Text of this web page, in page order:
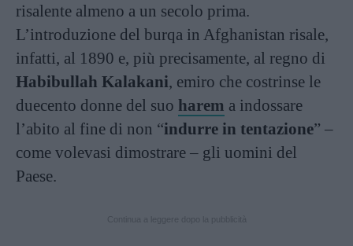
risalente almeno a un secolo prima.
L’introduzione del burqa in Afghanistan risale,
infatti, al 1890 e, più precisamente, al regno di
Habibullah Kalakani, emiro che costrinse le
duecento donne del suo harem a indossare
l’abito al fine di non “indurre in tentazione” –
come volevasi dimostrare – gli uomini del
Paese.